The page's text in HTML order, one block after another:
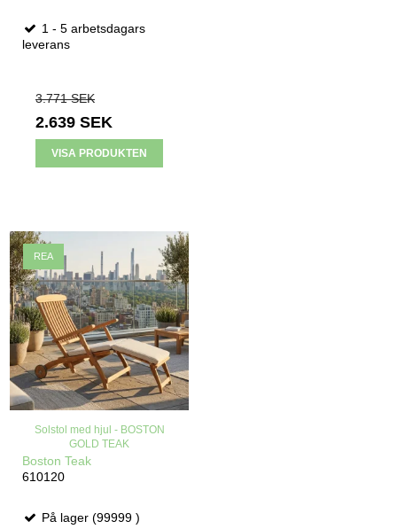
1 - 5 arbetsdagars
leverans
3.771 SEK
2.639 SEK
VISA PRODUKTEN
REA
Solstol med hjul - BOSTON
GOLD TEAK
Boston Teak
610120
På lager (99999 )